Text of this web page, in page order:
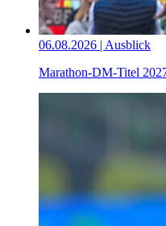
06.08.2026 | Ausblick
Marathon-DM-Titel